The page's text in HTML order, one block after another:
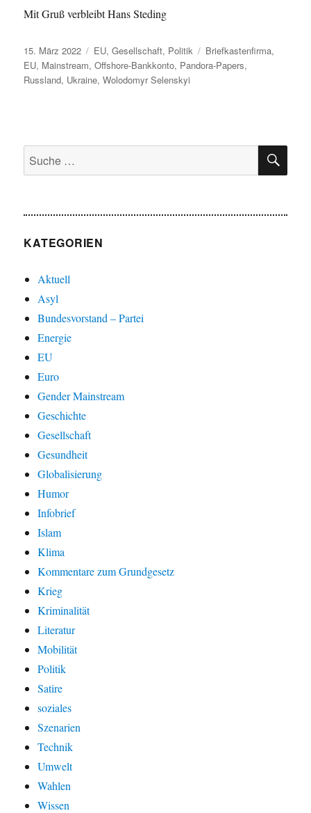
Mit Gruß verbleibt Hans Steding
Veröffentlicht
am
15. März 2022 Kategorien
EU,Gesellschaft, Politik Schlagwörter
Briefkastenfirma,
EU, Mainstream,Offshore-Bankkonto, Pandora-Papers,
Russland, Ukraine,Wolodomyr Selenskyi
Suche
nach:
KATEGORIEN
Aktuell
Asyl
Bundesvorstand – Partei
Energie
EU
Euro
Gender Mainstream
Geschichte
Gesellschaft
Gesundheit
Globalisierung
Humor
Infobrief
Islam
Klima
Kommentare zum Grundgesetz
Krieg
Kriminalität
Literatur
Mobilität
Politik
Satire
soziales
Szenarien
Technik
Umwelt
Wahlen
Wissen